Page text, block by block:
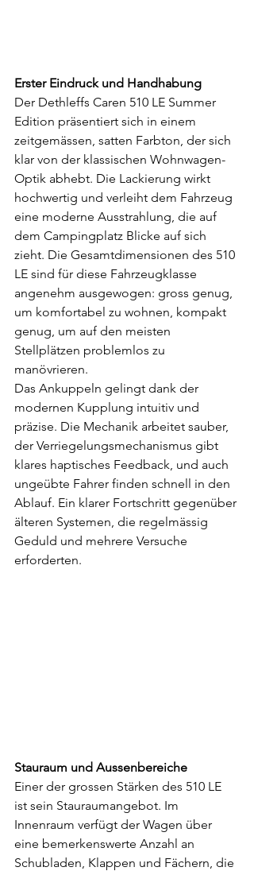
Erster Eindruck und Handhabung
Der Dethleffs Caren 510 LE Summer
Edition präsentiert sich in einem
zeitgemässen, satten Farbton, der sich
klar von der klassischen Wohnwagen-
Optik abhebt. Die Lackierung wirkt
hochwertig und verleiht dem Fahrzeug
eine moderne Ausstrahlung, die auf
dem Campingplatz Blicke auf sich
zieht. Die Gesamtdimensionen des 510
LE sind für diese Fahrzeugklasse
angenehm ausgewogen: gross genug,
um komfortabel zu wohnen, kompakt
genug, um auf den meisten
Stellplätzen problemlos zu
manövrieren.
Das Ankuppeln gelingt dank der
modernen Kupplung intuitiv und
präzise. Die Mechanik arbeitet sauber,
der Verriegelungsmechanismus gibt
klares haptisches Feedback, und auch
ungeübte Fahrer finden schnell in den
Ablauf. Ein klarer Fortschritt gegenüber
älteren Systemen, die regelmässig
Geduld und mehrere Versuche
erforderten.
Stauraum und Aussenbereiche
Einer der grossen Stärken des 510 LE
ist sein Stauraumangebot. Im
Innenraum verfügt der Wagen über
eine bemerkenswerte Anzahl an
Schubladen, Klappen und Fächern, die